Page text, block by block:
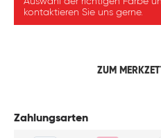
kontaktieren Sie uns gerne.
ZUM
Zahlungsarten